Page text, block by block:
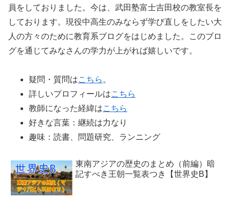
員をしておりました。今は、武田塾富士吉田校の教室長を
しております。現役中高生のみならず学び直しをしたい大
人の方々のために教育系ブログをはじめました。このブロ
グを通じてみなさんの学力が上がれば嬉しいです。
疑問・質問はこちら 。
詳しいプロフィールはこちら
教師になった経緯はこちら
好きな言葉：継続は力なり
趣味：読書、問題研究、ランニング
東南アジアの歴史のまとめ（前編）暗
記すべき王朝一覧表つき【世界史B】